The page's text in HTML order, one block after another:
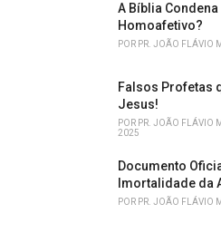
A Bíblia
Homoafetivo?
POR PR. JOÃO FLÁVIO
Falsos Profetas
Jesus!
POR PR. JOÃO FLÁVIO
2025
Documento
Imortalidade da
POR PR. JOÃO FLÁVIO